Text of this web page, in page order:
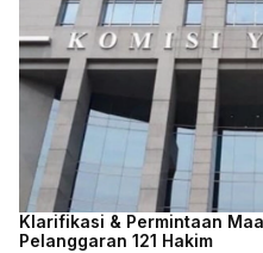
Klarifikasi & Permintaan
Pelanggaran 121 Hakim